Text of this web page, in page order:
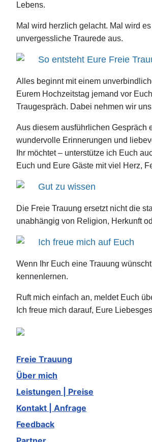
Freie Trauung
Über mich
Leistungen | Preise
Kontakt | Anfrage
Feedback
Lebens.
Mal wird herzlich gelacht. Mal wird
unvergessliche Traurede aus.
So entsteht Eure Freie
Alles beginnt mit einem
Eurem Hochzeitstag jemand vor
Traugespräch. Dabei nehmen wir
Aus diesem ausführlichen Gespräch
wundervolle Erinnerungen und
Ihr möchtet – unterstütze ich Euch
Euch und Eure Gäste mit viel Herz,
Gut zu wissen
Die Freie Trauung ersetzt nicht die
unabhängig von Religion, Herkunft
Ich freue mich auf Euch
Wenn Ihr Euch eine Trauung
kennenlernen.
Ruft mich einfach an, meldet Euch
Ich freue mich darauf, Eure